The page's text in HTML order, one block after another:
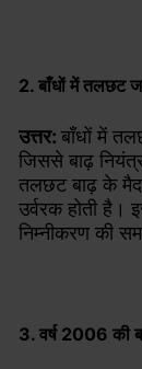
2. बाँधों में तलछट
उत्तर: बाँधों में
जिससे बाढ़
तलछट बाढ़ के
उर्वरक होती है।
निम्नीकरण की
3. वर्ष 2006 की